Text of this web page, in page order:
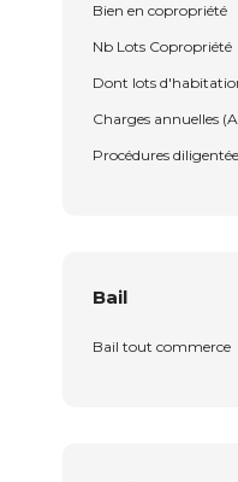
Bien en copropriété
Nb Lots Copropriété
Dont lots
Charges annuelles
Procédures
Bail
Bail tout commerce